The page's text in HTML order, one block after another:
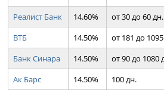
Реалист Банк
14.60% от 30 до 60 дн.
ВТБ
14.50% от 181 до
Банк Синара
14.50% от 90 до 1080
Ак Барс
14.50% 100 дн.